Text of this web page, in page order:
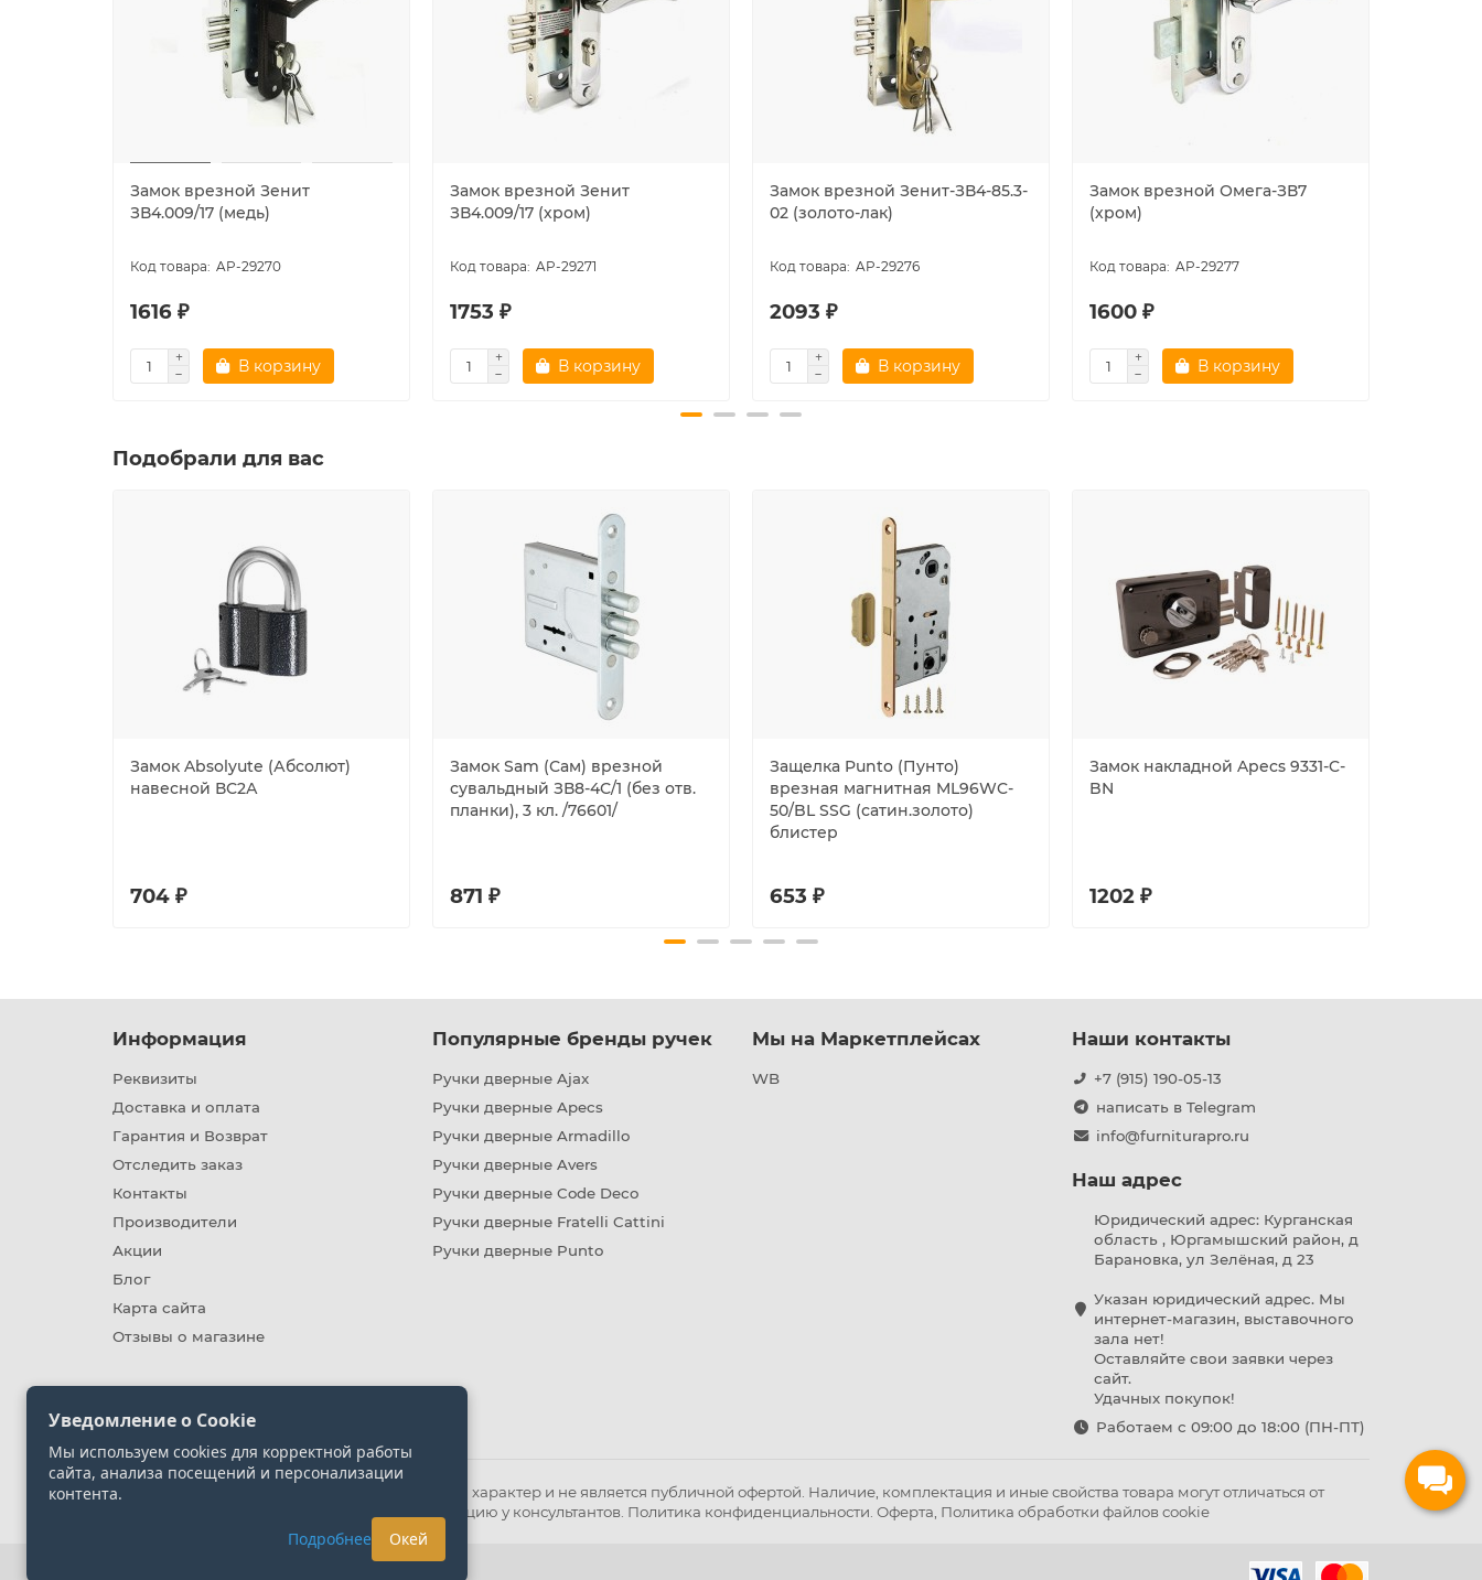
Замок врезной Зенит
ЗВ4.009/17 (медь)
AP-29270
1616 ₽
В корзину
Замок врезной Зенит
ЗВ4.009/17 (хром)
AP-29271
1753 ₽
В корзину
Замок врезной Зенит-ЗВ4-85.3-
02 (золото-лак)
AP-29276
2093 ₽
В корзину
Замок врезной Омега-ЗВ7
(хром)
AP-29277
1600 ₽
В корзину
Подобрали для вас
Замок Absolyute (Абсолют)
навесной ВС2А
704 ₽
Замок Sam (Сам) врезной
сувальдный ЗВ8-4С/1 (без отв.
планки), 3 кл. /76601/
871 ₽
Защелка Punto (Пунто)
врезная магнитная ML96WC-
50/BL SSG (сатин.золото)
блистер
653 ₽
Замок накладной Apecs 9331-C-
BN
1202 ₽
Информация
Реквизиты
Доставка и оплата
Гарантия и Возврат
Отследить заказ
Контакты
Производители
Акции
Блог
Карта сайта
Отзывы о магазине
Популярные бренды ручек
Ручки дверные Ajax
Ручки дверные Apecs
Ручки дверные Armadillo
Ручки дверные Avers
Ручки дверные Code Deco
Ручки дверные Fratelli Cattini
Ручки дверные Punto
Мы на Маркетплейсах
WB
Наши контакты
+7 (915) 190-05-13
написать в Telegram
info@furniturapro.ru
Наш адрес
Юридический адрес: Курганская
область , Юргамышский район, д
Барановка, ул Зелёная, д 23
Указан юридический адрес. Мы
интернет-магазин, выставочного
зала нет!
Оставляйте свои заявки через
сайт.
Удачных покупок!
Работаем с 09:00 до 18:00 (ПН-ПТ)
Информация на сайте носит ознакомительный характер и не является публичной офертой. Наличие, комплектация и иные свойства товара могут отличаться от
представленных на сайте. Уточняйте информацию у консультантов. Политика конфиденциальности Оферта Политика обработки файлов cookie
Уведомление о Cookie
Мы используем cookies для корректной работы
сайта, анализа посещений и персонализации
контента.
Подробнее Окей